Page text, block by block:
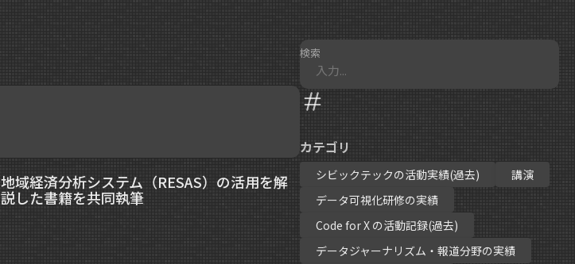
検索
カテゴリ
シビックテックの活動実績(過去)
講演
データ可視化研修の実績
Code for X の活動記録(過去)
データジャーナリズム・報道分野の実績
地域経済分析システム（RESAS）の活用を解
説した書籍を共同執筆